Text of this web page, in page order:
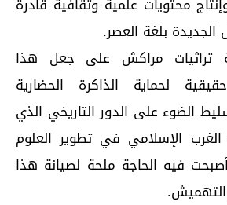
الجديدة بلغة العصر.
تراثيات مراكش على جعل هذا
لحماية الذاكرة الحضارية
الضوء على الدور التاريخي الذي
الغرب الإسلامي في تطوير العلوم
فيه الحاجة ملحة لصيانة هذا